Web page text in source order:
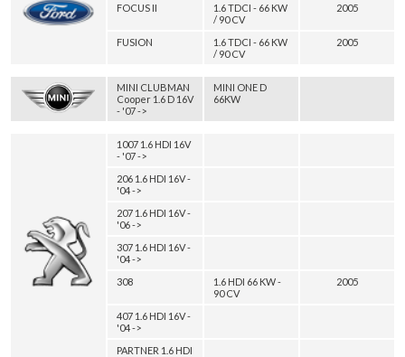
FOCUS II
1.6 TDCI - 66 KW
/ 90 CV
2005
FUSION
1.6 TDCI - 66 KW
/ 90 CV
2005
MINI CLUBMAN
Cooper 1.6 D 16V
- '07 ->
MINI ONE D
66KW
1007 1.6 HDI 16V
- '07 ->
206 1.6 HDI 16V -
'04 ->
207 1.6 HDI 16V -
'06 ->
307 1.6 HDI 16V -
'04 ->
308
1.6 HDI 66 KW -
90 CV
2005
407 1.6 HDI 16V -
'04 ->
PARTNER 1.6 HDI